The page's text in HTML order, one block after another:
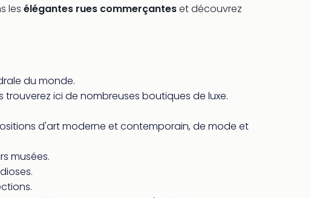
les élégantes rues commerçanteset découvrez
du monde.
ici de nombreuses boutiques de luxe.
d'art moderne et contemporain, de mode et
musées.